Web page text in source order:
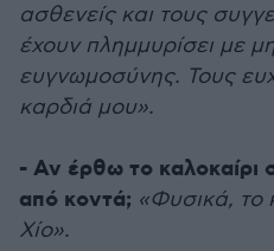
ασθενείς και τους
έχουν πλημμυρίσει με
ευγνωμοσύνης. Τους
καρδιά μου».
- Αν έρθω το καλοκαίρι
από κοντά; «Φυσικά, το
Χίο».